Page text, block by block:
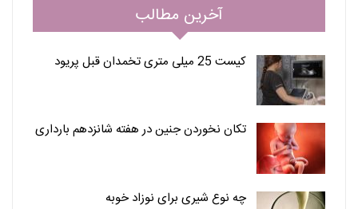
آخرین مطالب
کیست 25 میلی متری تخمدان قبل پریود
تکان نخوردن جنین در هفته شانزدهم بارداری
چه نوع شیری برای نوزاد خوبه